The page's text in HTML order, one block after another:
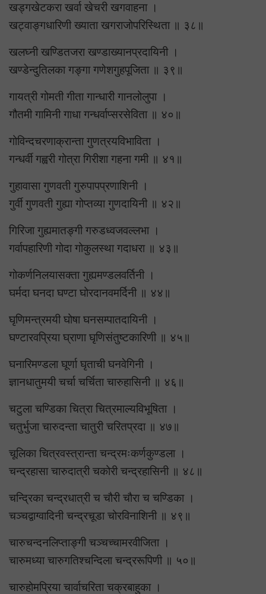
खड्गखेटकरा खर्वा खेचरी खगवाहना ।
खट्वाङ्गधारिणी ख्याता खगराजोपरिस्थिता ॥ ३८॥
खलघ्नी खण्डितजरा खण्डाख्यानप्रदायिनी ।
खण्डेन्दुतिलका गङ्गा गणेशगुहपूजिता ॥ ३९॥
गायत्री गोमती गीता गान्धारी गानलोलुपा ।
गौतमी गामिनी गाधा गन्धर्वाप्सरसेविता ॥ ४०॥
गोविन्दचरणाक्रान्ता गुणत्रयविभाविता ।
गन्धर्वी गह्वरी गोत्रा गिरीशा गहना गमी ॥ ४१॥
गुहावासा गुणवती गुरुपापप्रणाशिनी ।
गुर्वी गुणवती गुह्या गोप्तव्या गुणदायिनी ॥ ४२॥
गिरिजा गुह्यमातङ्गी गरुडध्वजवल्लभा ।
गर्वापहारिणी गोदा गोकुलस्था गदाधरा ॥ ४३॥
गोकर्णनिलयासक्ता गुह्यमण्डलवर्तिनी ।
घर्मदा घनदा घण्टा घोरदानवमर्दिनी ॥ ४४॥
घृणिमन्त्रमयी घोषा घनसम्पातदायिनी ।
घण्टारवप्रिया घ्राणा घृणिसंतुष्टकारिणी ॥ ४५॥
घनारिमण्डला घूर्णा घृताची घनवेगिनी ।
ज्ञानधातुमयी चर्चा चर्चिता चारुहासिनी ॥ ४६॥
चटुला चण्डिका चित्रा चित्रमाल्यविभूषिता ।
चतुर्भुजा चारुदन्ता चातुरी चरितप्रदा ॥ ४७॥
चूलिका चित्रवस्त्रान्ता चन्द्रमःकर्णकुण्डला ।
चन्द्रहासा चारुदात्री चकोरी चन्द्रहासिनी ॥ ४८॥
चन्द्रिका चन्द्रधात्री च चौरी चौरा च चण्डिका ।
चञ्चद्वाग्वादिनी चन्द्रचूडा चोरविनाशिनी ॥ ४९॥
चारुचन्दनलिप्ताङ्गी चञ्चच्चामरवीजिता ।
चारुमध्या चारुगतिश्चन्दिला चन्द्ररूपिणी ॥ ५०॥
चारुहोमप्रिया चार्वाचरिता चक्रबाहुका ।